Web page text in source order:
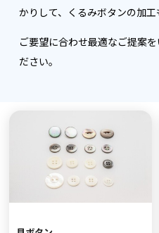
かりして、くるみボタンの加工
ご要望に合わせ最適なご提案
ださい。